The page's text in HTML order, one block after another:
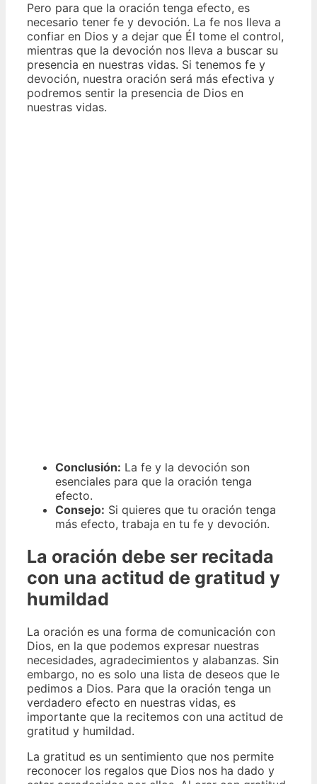
Pero para que la oración tenga efecto, es
necesario tener fe y devoción. La fe nos lleva a
confiar en Dios y a dejar que Él tome el control,
mientras que la devoción nos lleva a buscar su
presencia en nuestras vidas. Si tenemos fe y
devoción, nuestra oración será más efectiva y
podremos sentir la presencia de Dios en
nuestras vidas.
Conclusión: La fe y la devoción son
esenciales para que la oración tenga
efecto.
Consejo: Si quieres que tu oración tenga
más efecto, trabaja en tu fe y devoción.
La oración debe ser recitada
con una actitud de gratitud y
humildad
La oración es una forma de comunicación con
Dios, en la que podemos expresar nuestras
necesidades, agradecimientos y alabanzas. Sin
embargo, no es solo una lista de deseos que le
pedimos a Dios. Para que la oración tenga un
verdadero efecto en nuestras vidas, es
importante que la recitemos con una actitud de
gratitud y humildad.
La gratitud es un sentimiento que nos permite
reconocer los regalos que Dios nos ha dado y